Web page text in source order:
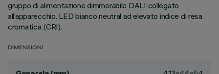
gruppo di alimentazione dimmerabile DALI collegato
all’apparecchio. LED bianco neutral ad elevato indice di resa
cromatica (CRI).
DIMENSIONI